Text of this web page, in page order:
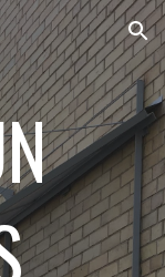
Skip to navigation